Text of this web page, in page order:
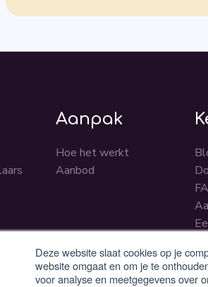
Deze website slaat cookies op je
website omgaat en om je te
voor analyse en meetgegevens over
Aanpak
Hoe het werkt
Aanbod